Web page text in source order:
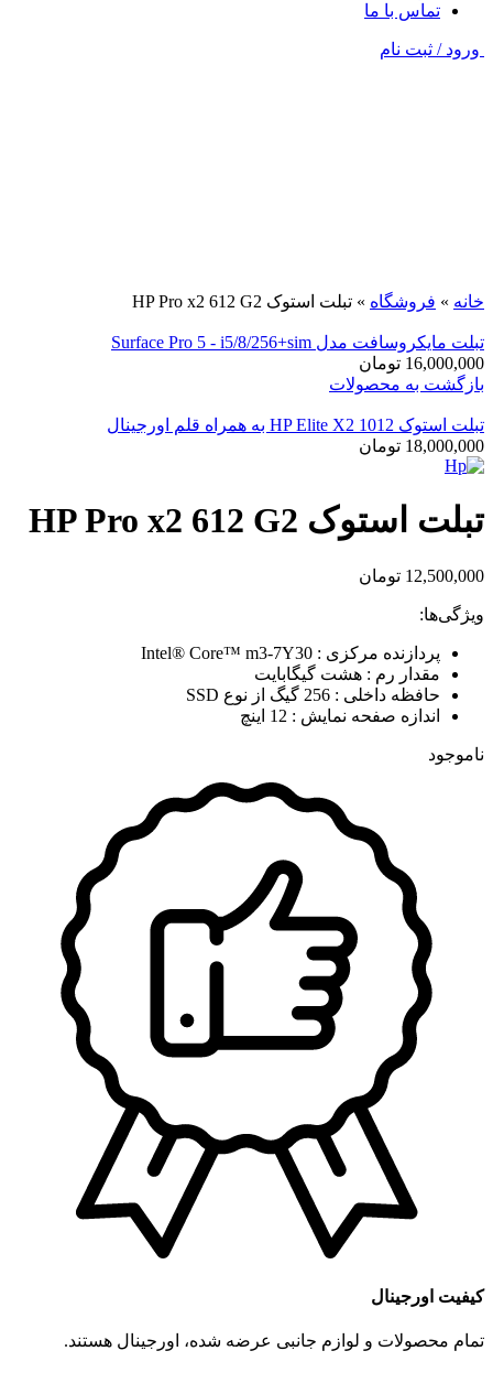
تماس با ما
ورود / ثبت نام
خانه » فروشگاه » تبلت استوک HP Pro x2 612 G2
تبلت مایکروسافت مدل Surface Pro 5 - i5/8/256+sim
16,000,000 تومان
بازگشت به محصولات
تبلت استوک HP Elite X2 1012 به همراه قلم اورجینال
18,000,000 تومان
تبلت استوک HP Pro x2 612 G2
12,500,000 تومان
ویژگی‌ها:
پردازنده مرکزی : Intel® Core™ m3-7Y30
مقدار رم : هشت گیگابایت
حافظه داخلی : 256 گیگ از نوع SSD
اندازه صفحه نمایش : 12 اینچ
ناموجود
کیفیت اورجینال
تمام محصولات و لوازم جانبی عرضه شده، اورجینال هستند.